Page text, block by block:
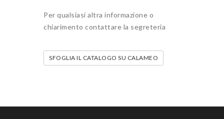
Per qualsiasi altra informazione o
chiarimento contattare la segreteria
SFOGLIA IL CATALOGO SU CALAMEO